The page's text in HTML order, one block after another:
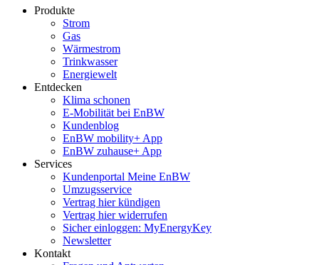
Produkte
Strom
Gas
Wärmestrom
Trinkwasser
Energiewelt
Entdecken
Klima schonen
E-Mobilität bei EnBW
Kundenblog
EnBW mobility+ App
EnBW zuhause+ App
Services
Kundenportal Meine EnBW
Umzugsservice
Vertrag hier kündigen
Vertrag hier widerrufen
Sicher einloggen: MyEnergyKey
Newsletter
Kontakt